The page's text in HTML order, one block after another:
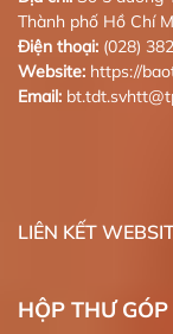
Thành phố Hồ Chí
Điện thoại: (028)
Website: https://
Email:
LIÊN KẾT
HỘP THƯ GÓP